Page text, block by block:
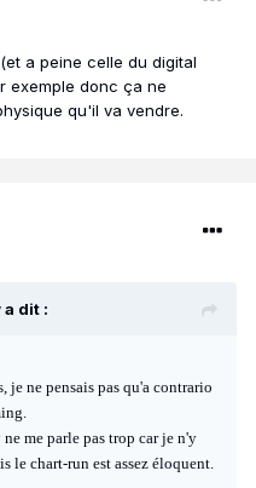
a peine celle du digital
exemple donc ça ne
qu'il va vendre.
a dit :
je ne pensais pas qu'a contrario
me parle pas trop car je n'y
le chart-run est assez éloquent.